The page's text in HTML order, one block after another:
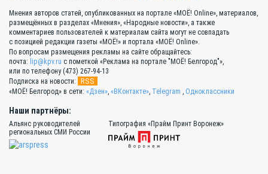
Мнения авторов статей, опубликованных на портале «МОЁ! Online», материалов,
размещённых в разделах «Мнения», «Народные новости», а также
комментариев пользователей к материалам сайта могут не совпадать
с позицией редакции газеты «МОЁ!» и портала «МОЁ! Online».
По вопросам размещения рекламы на сайте обращайтесь:
почта: lip@kpv.ru с пометкой «Реклама на портале "МОЁ! Белгород"»,
или по телефону (473) 267-94-13
Подписка на новости:
RSS
«МОЁ! Белгород» в сети: «Дзен», «ВКонтакте», Telegram , Одноклассники
Наши партнёры:
Альянс руководителей
региональных СМИ России
Типография «Прайм Принт Воронеж»